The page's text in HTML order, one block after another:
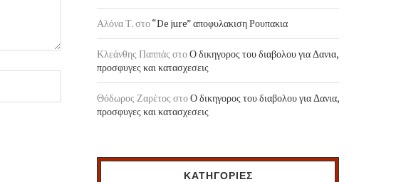
Αλόνα Τ.στο“De jure” αποφυλακιση Ρουπακια
Κλεάνθης Παππάς στοΟ δικηγορος του διαβολου για Δανια,
προσφυγες και κατασχεσεις
Θόδωρος Ζαρέτος στοΟ δικηγορος του διαβολου για Δανια,
προσφυγες και κατασχεσεις
ΚΑΤΗΓΟΡΙΕΣ